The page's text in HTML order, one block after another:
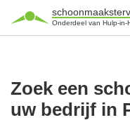
Onderdeel van Hulp-in-
Zoek een
uw bedrijf in